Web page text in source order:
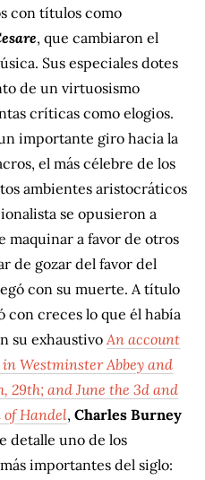
con títulos como
, que cambiaron el
Sus especiales dotes
de un virtuosismo
críticas como elogios.
importante giro hacia la
el más célebre de los
ambientes aristocráticos
se opusieron a
maquinar a favor de otros
de gozar del favor del
con su muerte. A título
con creces lo que él había
su exhaustivoAn account
Westminster Abbey and
29th; and June the 3d and
of Handel,Charles Burney
detalle uno de los
importantes del siglo: